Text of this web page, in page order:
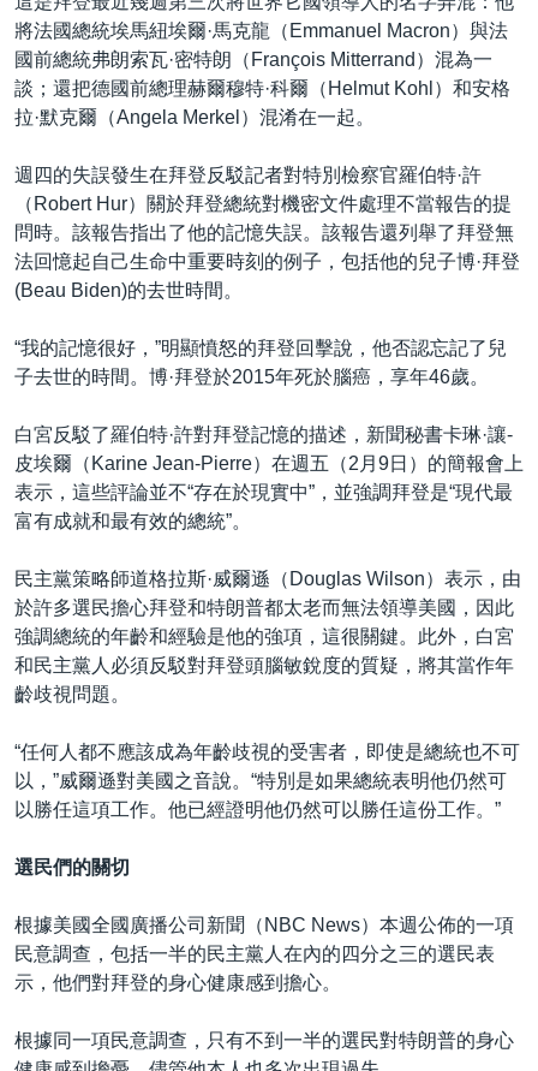
將法國總統埃馬紐埃爾·馬克龍（Emmanuel Macron）與法
國前總統弗朗索瓦·密特朗（François Mitterrand）混為一
談；還把德國前總理赫爾穆特·科爾（Helmut Kohl）和安格
拉·默克爾（Angela Merkel）混淆在一起。
週四的失誤發生在拜登反駁記者對特別檢察官羅伯特·許
（Robert Hur）關於拜登總統對機密文件處理不當報告的提
問時。該報告指出了他的記憶失誤。該報告還列舉了拜登無
法回憶起自己生命中重要時刻的例子，包括他的兒子博·拜登
(Beau Biden)的去世時間。
“我的記憶很好，”明顯憤怒的拜登回擊說，他否認忘記了兒
子去世的時間。博·拜登於2015年死於腦癌，享年46歲。
白宮反駁了羅伯特·許對拜登記憶的描述，新聞秘書卡琳·讓-
皮埃爾（Karine Jean-Pierre）在週五（2月9日）的簡報會上
表示，這些評論並不“存在於現實中”，並強調拜登是“現代最
富有成就和最有效的總統”。
民主黨策略師道格拉斯·威爾遜（Douglas Wilson）表示，由
於許多選民擔心拜登和特朗普都太老而無法領導美國，因此
強調總統的年齡和經驗是他的強項，這很關鍵。此外，白宮
和民主黨人必須反駁對拜登頭腦敏銳度的質疑，將其當作年
齡歧視問題。
“任何人都不應該成為年齡歧視的受害者，即使是總統也不可
以，”威爾遜對美國之音說。“特別是如果總統表明他仍然可
以勝任這項工作。他已經證明他仍然可以勝任這份工作。”
選民們的關切
根據美國全國廣播公司新聞（NBC News）本週公佈的一項
民意調查，包括一半的民主黨人在內的四分之三的選民表
示，他們對拜登的身心健康感到擔心。
根據同一項民意調查，只有不到一半的選民對特朗普的身心